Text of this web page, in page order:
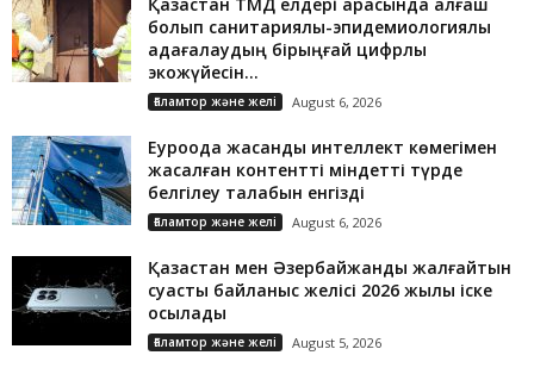
болып санитариялық-эпидемиологиялық
қадағалаудың бірыңғай цифрлық
экожүйесін...
Ғаламтор және желі August 6, 2026
Еуроодақ жасанды интеллект көмегімен
жасалған контентті міндетті түрде
белгілеу талабын енгізді
Ғаламтор және желі August 6, 2026
Қазақстан мен Әзербайжанды жалғайтын
суасты байланыс желісі 2026 жылы іске
қосылады
Ғаламтор және желі August 5, 2026